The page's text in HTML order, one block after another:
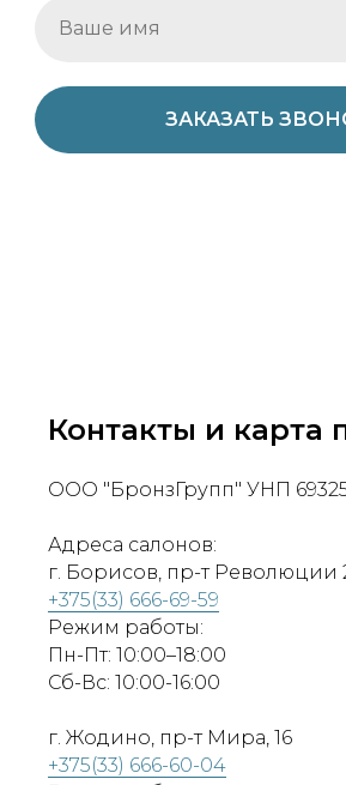
ЗАКАЗАТЬ
Контакты и карта
ООО "БронзГрупп" УНП
Адреса салонов:
г. Борисов, пр-т Революции
+375(33) 666-69-59
Режим работы:
Пн-Пт: 10:00–18:00
Сб-Вс: 10:00-16:00
г. Жодино, пр-т Мира, 16
+375(33) 666-60-04